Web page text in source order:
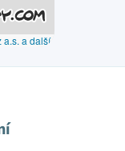
a.s. a další